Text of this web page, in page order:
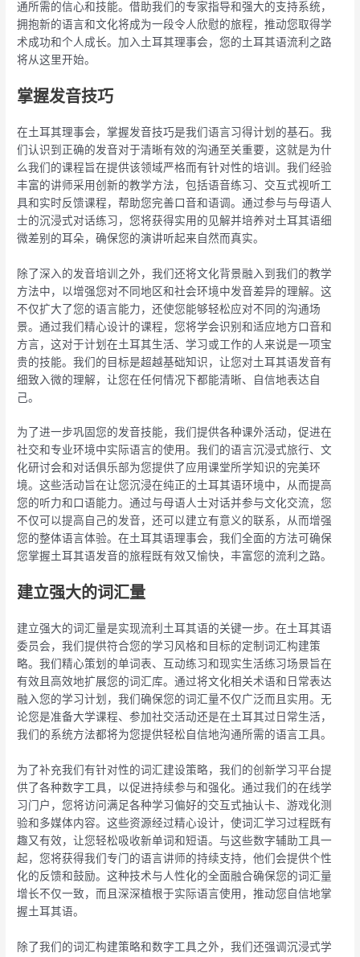
通所需的信心和技能。借助我们的专家指导和强大的支持系统，
拥抱新的语言和文化将成为一段令人欣慰的旅程，推动您取得学
术成功和个人成长。加入土耳其理事会，您的土耳其语流利之路
将从这里开始。
掌握发音技巧
在土耳其理事会，掌握发音技巧是我们语言习得计划的基石。我
们认识到正确的发音对于清晰有效的沟通至关重要，这就是为什
么我们的课程旨在提供该领域严格而有针对性的培训。我们经验
丰富的讲师采用创新的教学方法，包括语音练习、交互式视听工
具和实时反馈课程，帮助您完善口音和语调。通过参与与母语人
士的沉浸式对话练习，您将获得实用的见解并培养对土耳其语细
微差别的耳朵，确保您的演讲听起来自然而真实。
除了深入的发音培训之外，我们还将文化背景融入到我们的教学
方法中，以增强您对不同地区和社会环境中发音差异的理解。这
不仅扩大了您的语言能力，还使您能够轻松应对不同的沟通场
景。通过我们精心设计的课程，您将学会识别和适应地方口音和
方言，这对于计划在土耳其生活、学习或工作的人来说是一项宝
贵的技能。我们的目标是超越基础知识，让您对土耳其语发音有
细致入微的理解，让您在任何情况下都能清晰、自信地表达自
己。
为了进一步巩固您的发音技能，我们提供各种课外活动，促进在
社交和专业环境中实际语言的使用。我们的语言沉浸式旅行、文
化研讨会和对话俱乐部为您提供了应用课堂所学知识的完美环
境。这些活动旨在让您沉浸在纯正的土耳其语环境中，从而提高
您的听力和口语能力。通过与母语人士对话并参与文化交流，您
不仅可以提高自己的发音，还可以建立有意义的联系，从而增强
您的整体语言体验。在土耳其语理事会，我们全面的方法可确保
您掌握土耳其语发音的旅程既有效又愉快，丰富您的流利之路。
建立强大的词汇量
建立强大的词汇量是实现流利土耳其语的关键一步。在土耳其语
委员会，我们提供符合您的学习风格和目标的定制词汇构建策
略。我们精心策划的单词表、互动练习和现实生活练习场景旨在
有效且高效地扩展您的词汇库。通过将文化相关术语和日常表达
融入您的学习计划，我们确保您的词汇量不仅广泛而且实用。无
论您是准备大学课程、参加社交活动还是在土耳其过日常生活，
我们的系统方法都将为您提供轻松自信地沟通所需的语言工具。
为了补充我们有针对性的词汇建设策略，我们的创新学习平台提
供了各种数字工具，以促进持续参与和强化。通过我们的在线学
习门户，您将访问满足各种学习偏好的交互式抽认卡、游戏化测
验和多媒体内容。这些资源经过精心设计，使词汇学习过程既有
趣又有效，让您轻松吸收新单词和短语。与这些数字辅助工具一
起，您将获得我们专门的语言讲师的持续支持，他们会提供个性
化的反馈和鼓励。这种技术与人性化的全面融合确保您的词汇量
增长不仅一致，而且深深植根于实际语言使用，推动您自信地掌
握土耳其语。
除了我们的词汇构建策略和数字工具之外，我们还强调沉浸式学